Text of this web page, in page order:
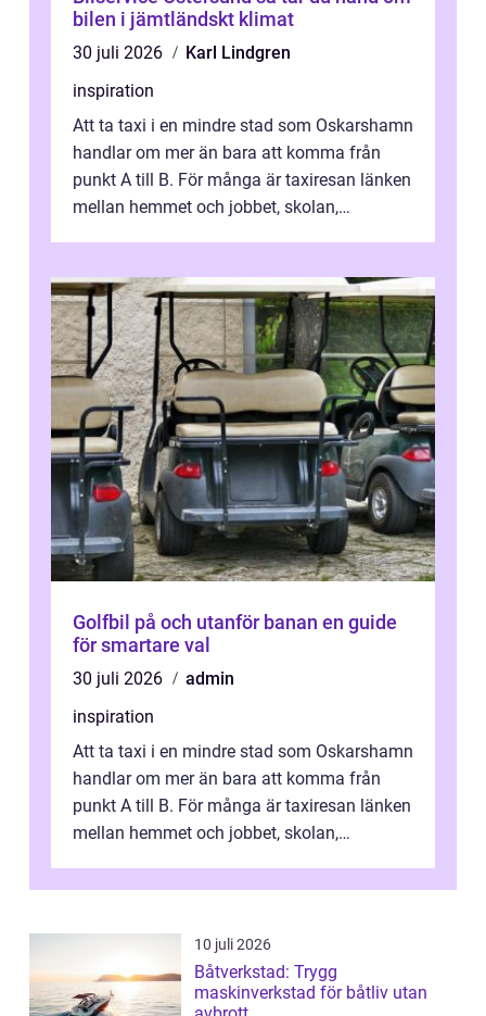
bilen i jämtländskt klimat
30 juli 2026
Karl Lindgren
inspiration
Att ta taxi i en mindre stad som Oskarshamn
handlar om mer än bara att komma från
punkt A till B. För många är taxiresan länken
mellan hemmet och jobbet, skolan,
Golfbil på och utanför banan en guide
för smartare val
30 juli 2026
admin
inspiration
Att ta taxi i en mindre stad som Oskarshamn
handlar om mer än bara att komma från
punkt A till B. För många är taxiresan länken
mellan hemmet och jobbet, skolan,
10 juli 2026
Båtverkstad: Trygg
maskinverkstad för båtliv utan